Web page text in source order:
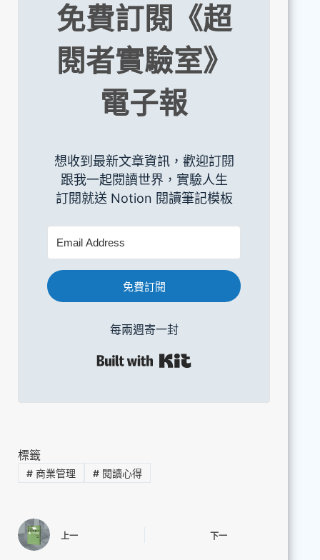
免費訂閱《超
閱者實驗室》
電子報
想收到最新文章資訊，歡迎訂閱
跟我一起閱讀世界，實驗人生
訂閱就送 Notion 閱讀筆記模板
免費訂閱
每兩週寄一封
標籤
#商業管理 #閱讀心得
上一 下一